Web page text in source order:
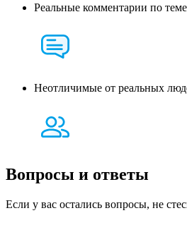
Реальные комментарии по
Неотличимые от реальных
Вопросы и ответы
Если у вас остались вопросы, не